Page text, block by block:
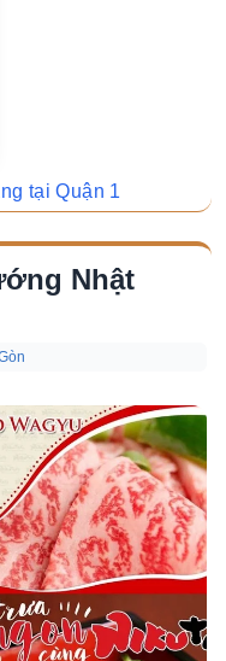
tại Quận 1
Nhật